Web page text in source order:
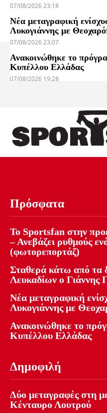
07/08/2026 23:18
Νέα μεταγραφική
Λυκογιάννης με
07/08/2026 23:07
Ανακοινώθηκε το
Κυπέλλου Ελλάδας
07/08/2026 19:28
Πρόσφατα
Το Sportsfan στην
– Ανεβάζει ρυθμούς
(φωτορεπορτάζ)
Σταθερά κάτω από τα
Λευκαδίων ο Γιάννης
Νέα μεταγραφική
Λυκογιάννης με
Ανακοινώθηκε το
Κυπέλλου Ελλάδας
Δημοφιλή
Δύο μεταγραφές στη
Κένταυρο Λουτρού